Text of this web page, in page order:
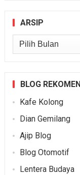
ARSIP
Arsip
BLOG
Kafe Kolong
Dian Gemilang
Ajip Blog
Blog Otomotif
Lentera Budaya